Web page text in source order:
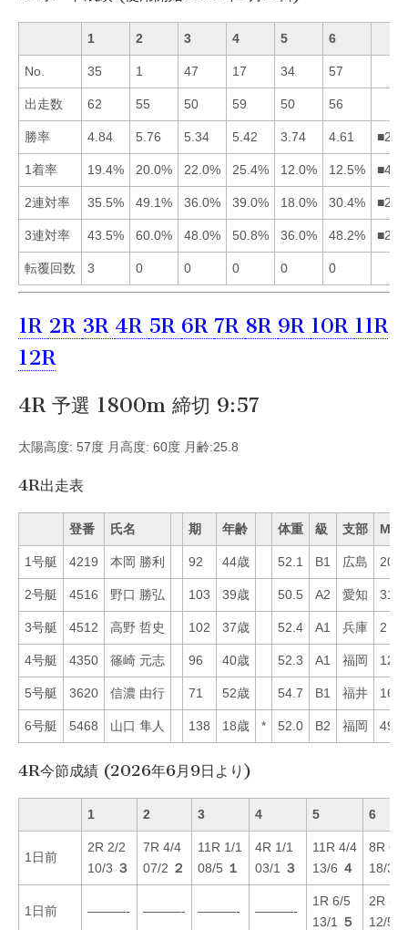
1 2 3 4 5 6
No. 35 1 47 17 34 57
出走数 62 55 50 59 50 56
勝率 4.84 5.76 5.34 5.42 3.74 4.61
1着率 19.4% 20.0% 22.0% 25.4% 12.0% 12.5%
2連対率 35.5% 49.1% 36.0% 39.0% 18.0% 30.4%
3連対率 43.5% 60.0% 48.0% 50.8% 36.0% 48.2%
転覆回数 3 0 0 0 0 0
1R 2R 3R 4R 5R 6R 7R 8R 9R 10R 11R
12R
4R 予選 1800m 締切 9:57
太陽高度: 57度 月高度: 60度 月齢:25.8
4R出走表
登番 氏名 期 年齢 体重 級 支部 Mo
1号艇 4219 本岡 勝利 92 44歳 52.1 B1 広島 20
2号艇 4516 野口 勝弘 103 39歳 50.5 A2 愛知 31
3号艇 4512 高野 哲史 102 37歳 52.4 A1 兵庫 2
4号艇 4350 篠崎 元志 96 40歳 52.3 A1 福岡 12
5号艇 3620 信濃 由行 71 52歳 54.7 B1 福井 16
6号艇 5468 山口 隼人 138 18歳 * 52.0 B2 福岡 49
4R今節成績 (2026年6月9日より)
1 2 3 4 5 6
1日前
2R 2/2
10/3 ３
7R 4/4
07/2 ２
11R 1/1
08/5 １
4R 1/1
03/1
３
11R 4/4
13/6 ４
8R 6/6
18/3
1日前 ———- ———- ———- ———-
1R 6/5
13/1
５
2R 5/6
12/5